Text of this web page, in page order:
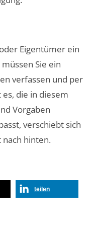
Eigentümer ein
Sie ein
verfassen und per
die in diesem
Vorgaben
verschiebt sich
nach hinten.
teilen